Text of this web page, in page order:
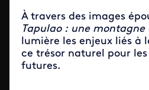
À travers des images
Tapulao : une montagne
lumière les enjeux liés à
ce trésor naturel pour
futures.